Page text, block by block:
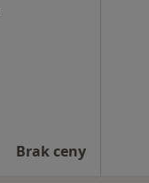
Brak ceny